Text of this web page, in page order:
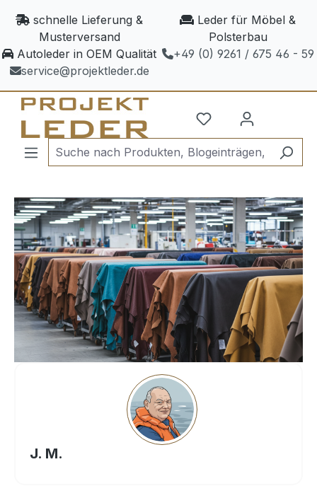
Zum Hauptinhalt springen
schnelle Lieferung &
Musterversand
Leder für Möbel &
Polsterbau
Autoleder in OEM Qualität
+49 (0) 9261 / 675 46 - 59
service@projektleder.de
J. M.